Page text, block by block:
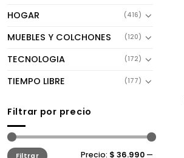
HOGAR (416)
MUEBLES Y COLCHONES (120)
TECNOLOGIA (172)
TIEMPO LIBRE (177)
Filtrar por precio
Precio
Precio
Filtrar Precio: $ 36.990 —